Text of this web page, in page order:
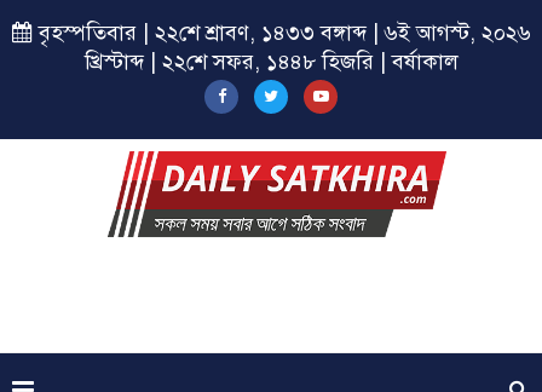
বৃহস্পতিবার | ২২শে শ্রাবণ, ১৪৩৩ বঙ্গাব্দ | ৬ই আগস্ট, ২০২৬
খ্রিস্টাব্দ | ২২শে সফর, ১৪৪৮ হিজরি | বর্ষাকাল